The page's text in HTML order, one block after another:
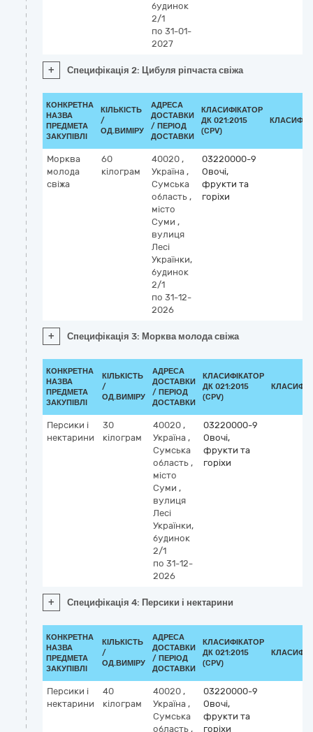
будинок
2/1
по 31-01-
2027
+ Специфікація 2: Цибуля ріпчаста свіжа
КОНКРЕТНА
НАЗВА
ПРЕДМЕТА
ЗАКУПІВЛІ
КІЛЬКІСТЬ
/
ОД.ВИМІРУ
АДРЕСА
ДОСТАВКИ
/ ПЕРІОД
ДОСТАВКИ
КЛАСИФІКАТОР
ДК 021:2015
(CPV)
Морква
молода
свіжа
60
кілограм
40020 ,
Україна ,
Сумська
область ,
місто
Суми ,
вулиця
Лесі
Українки,
будинок
2/1
по 31-12-
2026
03220000-9
Овочі,
фрукти та
горіхи
+ Специфікація 3: Морква молода свіжа
КОНКРЕТНА
НАЗВА
ПРЕДМЕТА
ЗАКУПІВЛІ
КІЛЬКІСТЬ
/
ОД.ВИМІРУ
АДРЕСА
ДОСТАВКИ
/ ПЕРІОД
ДОСТАВКИ
КЛАСИФІКАТОР
ДК 021:2015
(CPV)
Персики і
нектарини
30
кілограм
40020 ,
Україна ,
Сумська
область ,
місто
Суми ,
вулиця
Лесі
Українки,
будинок
2/1
по 31-12-
2026
03220000-9
Овочі,
фрукти та
горіхи
+ Специфікація 4: Персики і нектарини
КОНКРЕТНА
НАЗВА
ПРЕДМЕТА
ЗАКУПІВЛІ
КІЛЬКІСТЬ
/
ОД.ВИМІРУ
АДРЕСА
ДОСТАВКИ
/ ПЕРІОД
ДОСТАВКИ
КЛАСИФІКАТОР
ДК 021:2015
(CPV)
Персики і
нектарини
40
кілограм
40020 ,
Україна ,
Сумська
область ,
03220000-9
Овочі,
фрукти та
горіхи